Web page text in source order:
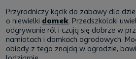
Przyrodniczy kącik do zabawy dla
o niewielki domek. Przedszkolaki
odgrywanie ról i czują się dobrze w
namiotach i domkach ogrodowych.
obiady z tego znajdą w ogrodzie,